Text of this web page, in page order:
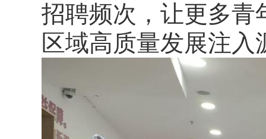
招聘频次，让更多青
区域高质量发展注